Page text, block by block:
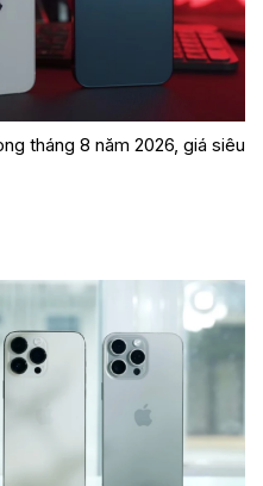
tháng 8 năm 2026, giá siêu